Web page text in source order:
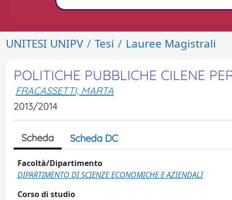
UNITESI UNIPV Tesi Lauree Magistrali
POLITICHE PUBBLICHE CILENE
FRACASSETTI, MARTA
2013/2014
Scheda Scheda DC
Facoltà/Dipartimento
DIPARTIMENTO DI SCIENZE ECONOMICHE E AZIENDALI
Corso di studio